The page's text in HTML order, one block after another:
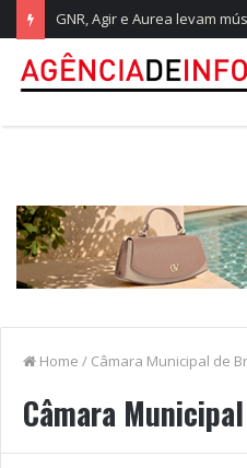
Home / Câmara Municipal de
Câmara